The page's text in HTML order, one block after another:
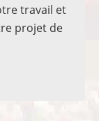
travail et
projet de